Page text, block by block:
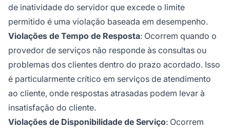
de inatividade do servidor que excede o limite
permitido é uma violação baseada em desempenho.
Violações de Tempo de Resposta: Ocorrem quando o
provedor de serviços não responde às consultas ou
problemas dos clientes dentro do prazo acordado. Isso
é particularmente crítico em serviços de atendimento
ao cliente, onde respostas atrasadas podem levar à
insatisfação do cliente.
Violações de Disponibilidade de Serviço: Ocorrem